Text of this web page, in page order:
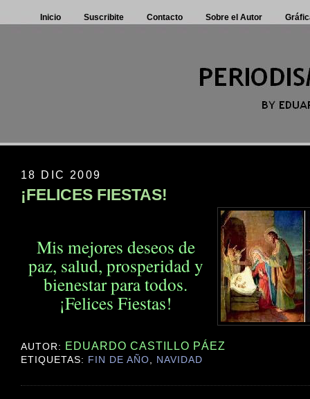
Inicio Suscribite Contacto Sobre el Autor
18 DIC 2009
¡FELICES FIESTAS!
Mis mejores deseos de
paz, salud, prosperidady
bienestar para todos.
¡Felices Fiestas!
AUTOR: EDUARDO CASTILLO PÁEZ
ETIQUETAS: FIN DE AÑO, NAVIDAD